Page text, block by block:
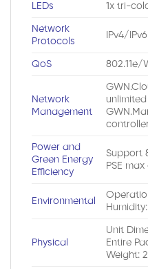
LEDs 1x tri-
Network
Protocols
IPv4/
QoS 802.11e/
Network
Management
unlimited
Power and
Green Energy
Efficiency
Support
PSE
Environmental
Physical
Unit
Entire
Weight: